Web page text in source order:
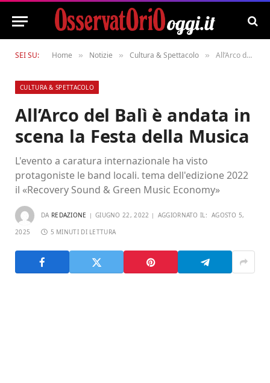
SEI SU: Home » Notizie » Cultura & Spettacolo » All’Arco del Balì è andata in scena la Festa della Musica
CULTURA & SPETTACOLO
All’Arco del Balì è andata in
scena la Festa della Musica
L'evento a caratura internazionale ha visto
protagoniste le band locali. tema dell'edizione 2022
il «Recovery Sound & Green Music Economy»
DA REDAZIONE GIUGNO 22, 2022 AGGIORNATO IL: AGOSTO 5,
2025 5 MINUTI DI LETTURA